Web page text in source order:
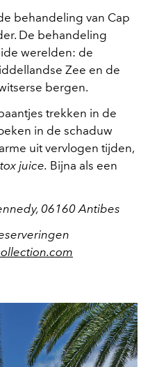
behandeling van Cap
De behandeling
werelden: de
Zee en de
bergen.
trekken in de
in de schaduw
uit vervlogen tijden,
juice. Bijna als een
06160 Antibes